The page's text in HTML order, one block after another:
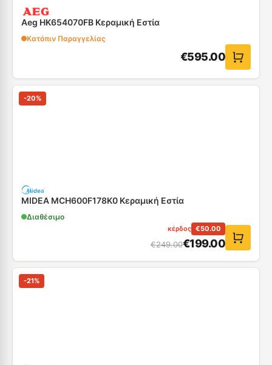
Aeg HK654070FB Κεραμική Εστία
Κατόπιν Παραγγελίας
€595.00
-20%
MIDEA MCH600F178K0 Κεραμική Εστία
Διαθέσιμο
κέρδος €50.00
€249.00€199.00
-21%